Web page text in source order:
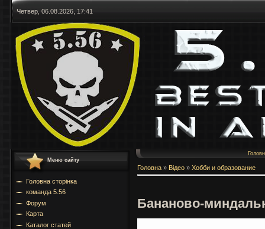
Четвер, 06.08.2026, 17:41
Меню сайту
Головна сторінка
команда 5.56
Форум
Карта
Каталог статей
Головна » Відео » Хобби и образование
Бананово-